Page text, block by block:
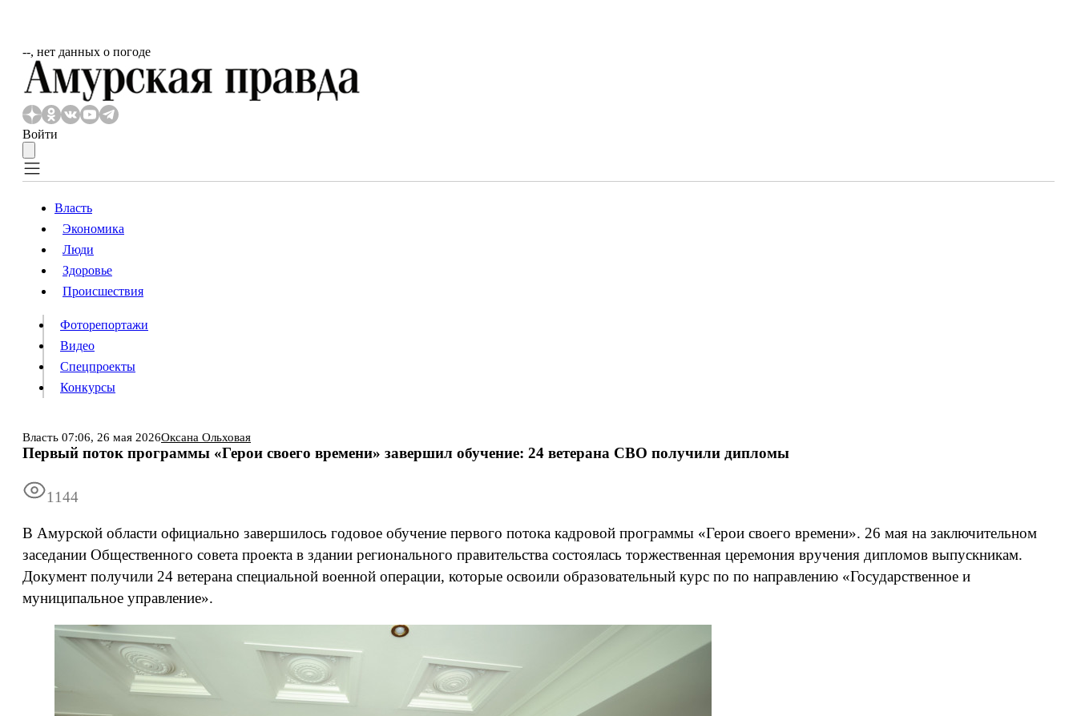
‐‐, нет данных о погоде
Войти
Власть
Происшествия
Видео
Конкурсы
Информация
Власть
Экономика
Люди
Здоровье
Происшествия
Фоторепортажи
Видео
Спецпроекты
Конкурсы
Власть 07:06, 26 мая 2026Оксана Ольховая
Первый поток программы «Герои своего времени» завершил обучение: 24 ветерана СВО получили дипломы
1144
В Амурской области официально завершилось годовое обучение первого потока кадровой программы «Герои своего времени». 26 мая на заключительном
заседании Общественного совета проекта в здании регионального правительства состоялась торжественная церемония вручения дипломов выпускникам.
Документ получили 24 ветерана специальной военной операции, которые освоили образовательный курс по по направлению «Государственное и
муниципальное управление».